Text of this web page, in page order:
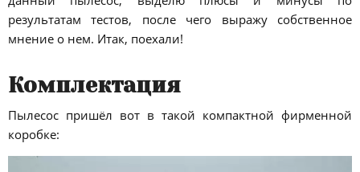
результатам тестов, после чего выражу собственное
мнение о нем. Итак, поехали!
Комплектация
Пылесос пришёл вот в такой компактной фирменной
коробке: